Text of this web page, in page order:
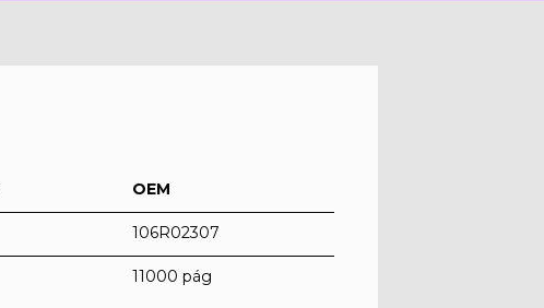
OEM
106R02307
11000 pág